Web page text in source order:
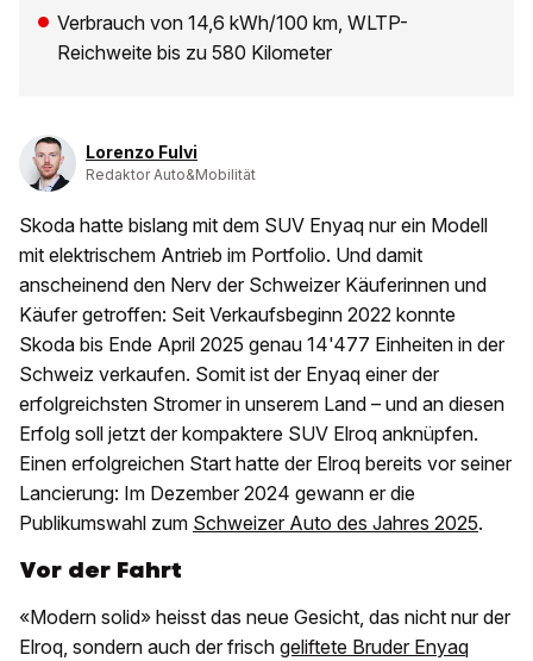
Verbrauch von 14,6 kWh/100 km, WLTP-
Reichweite bis zu 580 Kilometer
Lorenzo Fulvi
Redaktor Auto&Mobilität
Skoda hatte bislang mit dem SUV Enyaq nur ein Modell
mit elektrischem Antrieb im Portfolio. Und damit
anscheinend den Nerv der Schweizer Käuferinnen und
Käufer getroffen: Seit Verkaufsbeginn 2022 konnte
Skoda bis Ende April 2025 genau 14'477 Einheiten in der
Schweiz verkaufen. Somit ist der Enyaq einer der
erfolgreichsten Stromer in unserem Land – und an diesen
Erfolg soll jetzt der kompaktere SUV Elroq anknüpfen.
Einen erfolgreichen Start hatte der Elroq bereits vor seiner
Lancierung: Im Dezember 2024 gewann er die
Publikumswahl zum Schweizer Auto des Jahres 2025.
Vor der Fahrt
«Modern solid» heisst das neue Gesicht, das nicht nur der
Elroq, sondern auch der frisch geliftete Bruder Enyaq